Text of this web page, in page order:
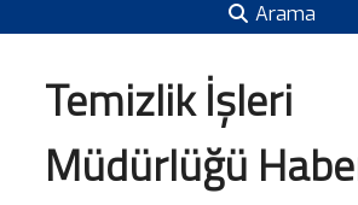
Arama
Temizlik İşleri
Müdürlüğü